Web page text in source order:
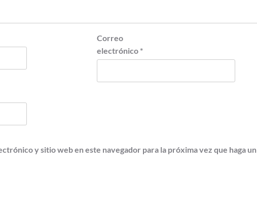
Correo
electrónico *
y sitio web en este navegador para la próxima vez que haga un